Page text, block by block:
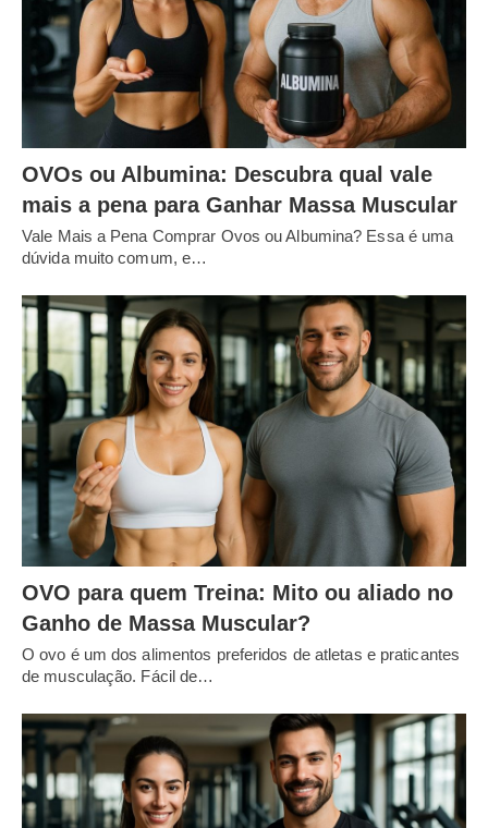
OVOs ou Albumina: Descubra qual vale
mais a pena para Ganhar Massa Muscular
Vale Mais a Pena Comprar Ovos ou Albumina? Essa é uma
dúvida muito comum, e…
OVO para quem Treina: Mito ou aliado no
Ganho de Massa Muscular?
O ovo é um dos alimentos preferidos de atletas e praticantes
de musculação. Fácil de…